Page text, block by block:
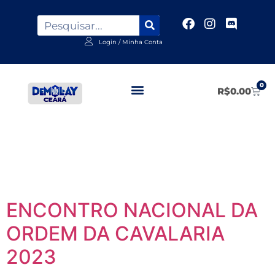
Login / Minha Conta
R$0.00
0
ENCONTRO NACIONAL DA
ORDEM DA CAVALARIA
2023